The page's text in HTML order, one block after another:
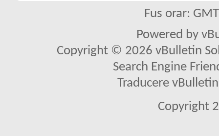
Fus orar:
Powered by
Copyright © 2026 vBulletin
Search Engine
Traducere
Copyright